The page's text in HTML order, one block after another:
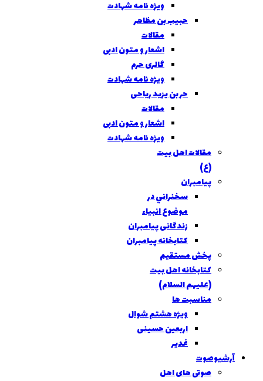
ویژه نامه شهادت
حبیب بن مظاهر
اشعار و متون ادبی
گالری حرم
ویژه نامه شهادت
حر بن یزید ریاحی
اشعار و متون ادبی
ویژه نامه شهادت
مقالات اهل بيت
پیامبران
سخنراني در
موضوع انبياء
زندگانی پیامبران
کتابخانه پیامبران
پخش مستقیم
کتابخانه اهل بيت
(عليهم السلام)
مناسبت ها
ویژه هشتم شوال
اربعین حسینی
صوتی های اهل